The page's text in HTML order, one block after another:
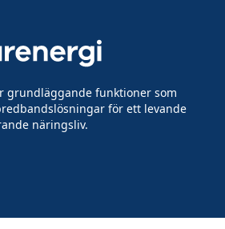
grundläggande funktioner som
för ett levande
näringsliv.